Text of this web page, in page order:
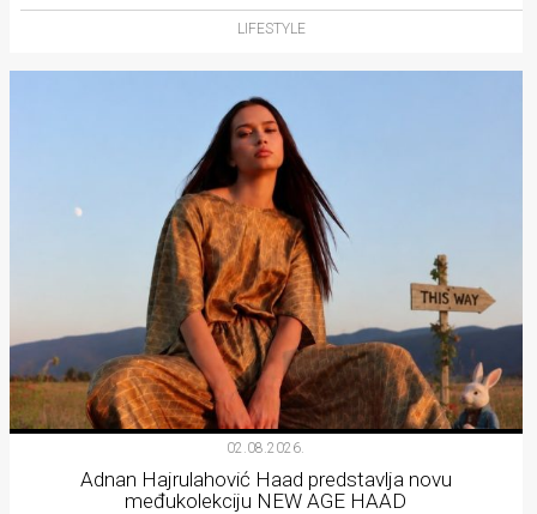
LIFESTYLE
02.08.2026.
Adnan Hajrulahović Haad predstavlja novu
međukolekciju NEW AGE HAAD